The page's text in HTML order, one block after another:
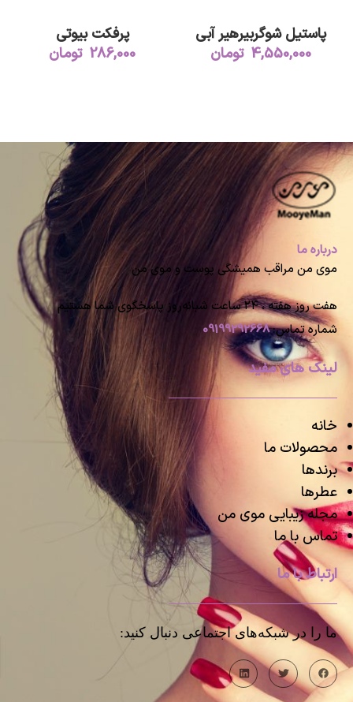
پاستیل شوگربیرهیر آبی
4,550,000 تومان
پرفکت بیوتی
286,000 تومان
درباره ما
موی من مراقب همیشگی پوست و موی من
هفت روز هفته ، ۲۴ ساعت شبانه‌روز پاسخگوی شما هستیم
شماره تماس:09199292668
لینک های مفید
خانه
محصولات ما
برندها
عطرها
مجله زیبایی موی من
تماس با ما
ارتباط با ما
ما را در شبکه‌های اجتماعی دنبال کنید: